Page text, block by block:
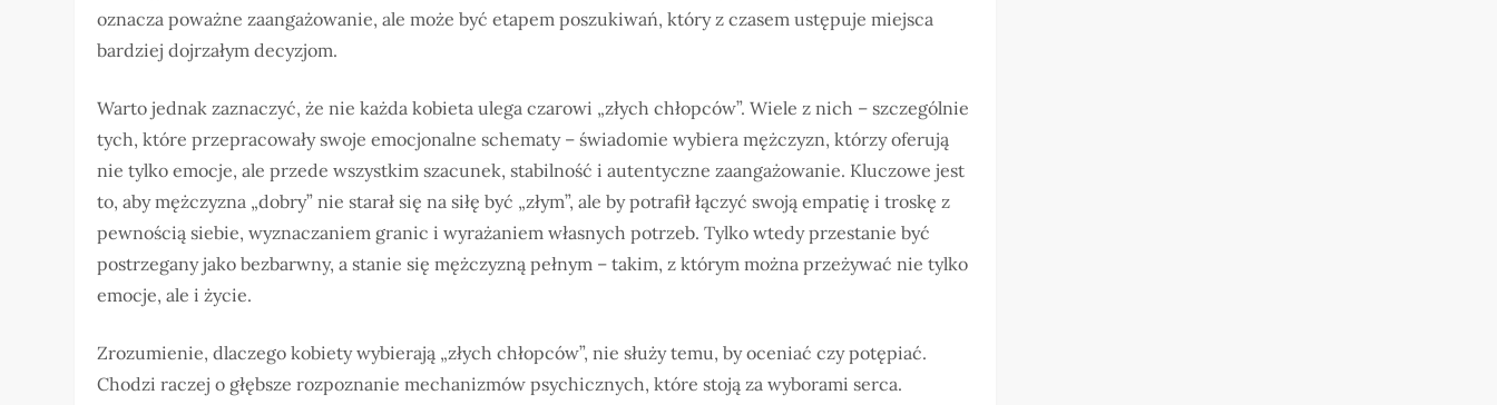
oznacza poważne zaangażowanie, ale może być etapem poszukiwań, który z czasem ustępuje miejsca
bardziej dojrzałym decyzjom.
Warto jednak zaznaczyć, że nie każda kobieta ulega czarowi „złych chłopców”. Wiele z nich – szczególnie
tych, które przepracowały swoje emocjonalne schematy – świadomie wybiera mężczyzn, którzy oferują
nie tylko emocje, ale przede wszystkim szacunek, stabilność i autentyczne zaangażowanie. Kluczowe jest
to, aby mężczyzna „dobry” nie starał się na siłę być „złym”, ale by potrafił łączyć swoją empatię i troskę z
pewnością siebie, wyznaczaniem granic i wyrażaniem własnych potrzeb. Tylko wtedy przestanie być
postrzegany jako bezbarwny, a stanie się mężczyzną pełnym – takim, z którym można przeżywać nie tylko
emocje, ale i życie.
Zrozumienie, dlaczego kobiety wybierają „złych chłopców”, nie służy temu, by oceniać czy potępiać.
Chodzi raczej o głębsze rozpoznanie mechanizmów psychicznych, które stoją za wyborami serca.